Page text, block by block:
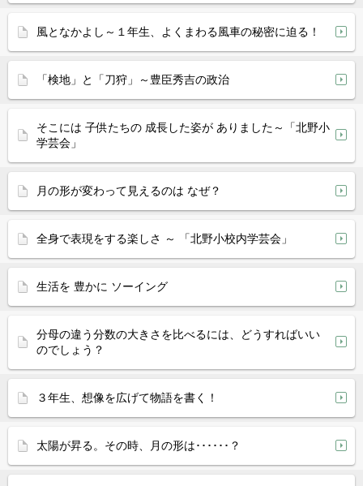
風となかよし～１年生、よくまわる風車の秘密に迫る！
「検地」と「刀狩」～豊臣秀吉の政治
そこには 子供たちの 成長した姿が ありました～「北野小
学芸会」
月の形が変わって見えるのは なぜ？
全身で表現をする楽しさ ～ 「北野小校内学芸会」
生活を 豊かに ソーイング
分母の違う分数の大きさを比べるには、どうすればいい
のでしょう？
３年生、想像を広げて物語を書く！
太陽が昇る。その時、月の形は･･････？